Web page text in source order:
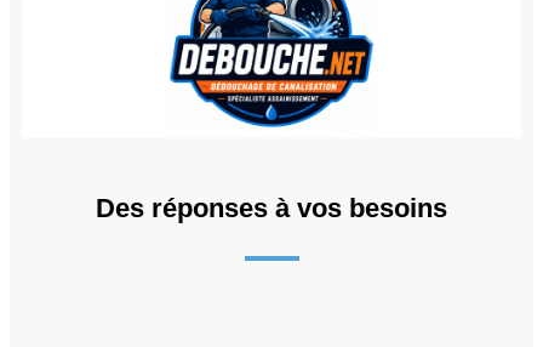
Des réponses à vos besoins